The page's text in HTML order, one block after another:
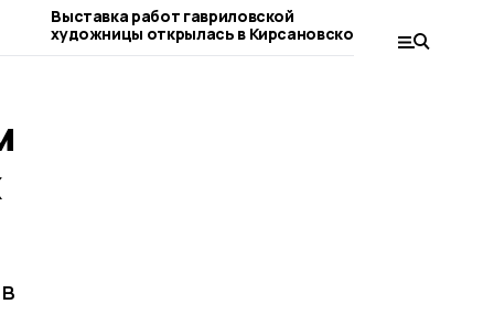
Выставка работ гавриловской
художницы открылась в Кирсановском
колледже
фестиваль